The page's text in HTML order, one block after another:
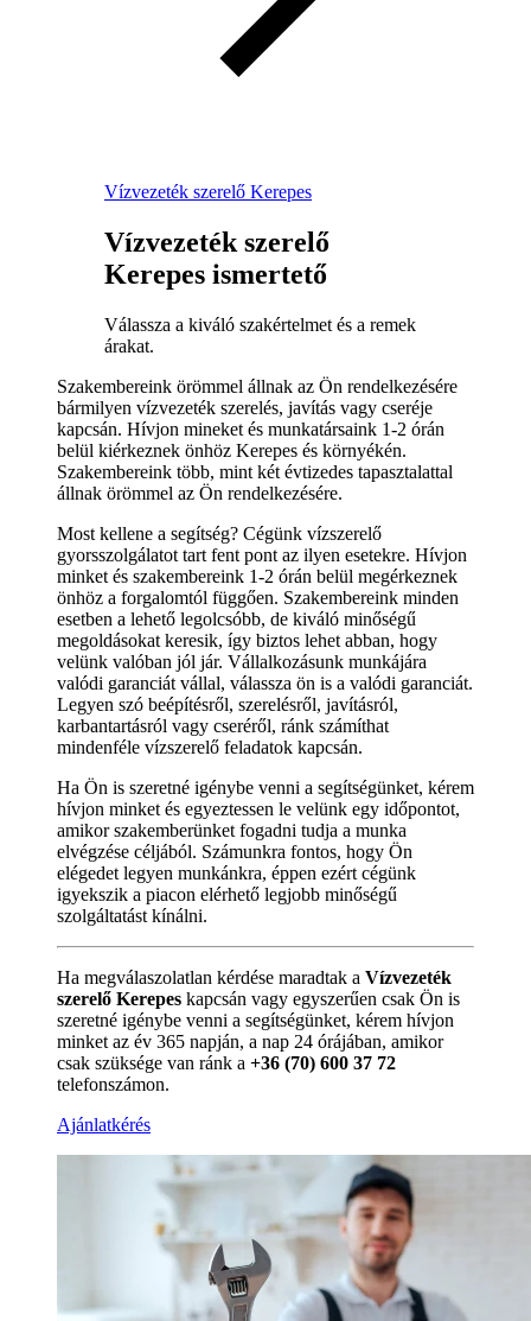
Vízvezeték szerelő Kerepes
Vízvezeték szerelő
Kerepes ismertető
Válassza a kiváló szakértelmet és a remek
árakat.
Szakembereink örömmel állnak az Ön rendelkezésére
bármilyen vízvezeték szerelés, javítás vagy cseréje
kapcsán. Hívjon mineket és munkatársaink 1-2 órán
belül kiérkeznek önhöz Kerepes és környékén.
Szakembereink több, mint két évtizedes tapasztalattal
állnak örömmel az Ön rendelkezésére.
Most kellene a segítség? Cégünk vízszerelő
gyorsszolgálatot tart fent pont az ilyen esetekre. Hívjon
minket és szakembereink 1-2 órán belül megérkeznek
önhöz a forgalomtól függően. Szakembereink minden
esetben a lehető legolcsóbb, de kiváló minőségű
megoldásokat keresik, így biztos lehet abban, hogy
velünk valóban jól jár. Vállalkozásunk munkájára
valódi garanciát vállal, válassza ön is a valódi garanciát.
Legyen szó beépítésről, szerelésről, javításról,
karbantartásról vagy cseréről, ránk számíthat
mindenféle vízszerelő feladatok kapcsán.
Ha Ön is szeretné igénybe venni a segítségünket, kérem
hívjon minket és egyeztessen le velünk egy időpontot,
amikor szakemberünket fogadni tudja a munka
elvégzése céljából. Számunkra fontos, hogy Ön
elégedet legyen munkánkra, éppen ezért cégünk
igyekszik a piacon elérhető legjobb minőségű
szolgáltatást kínálni.
Ha megválaszolatlan kérdése maradtak a Vízvezeték
szerelő Kerepes kapcsán vagy egyszerűen csak Ön is
szeretné igénybe venni a segítségünket, kérem hívjon
minket az év 365 napján, a nap 24 órájában, amikor
csak szüksége van ránk a +36 (70) 600 37 72
telefonszámon.
Ajánlatkérés